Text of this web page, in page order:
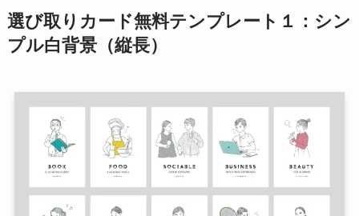
選び取りカード無料テンプレート１：シン
プル白背景（縦長）